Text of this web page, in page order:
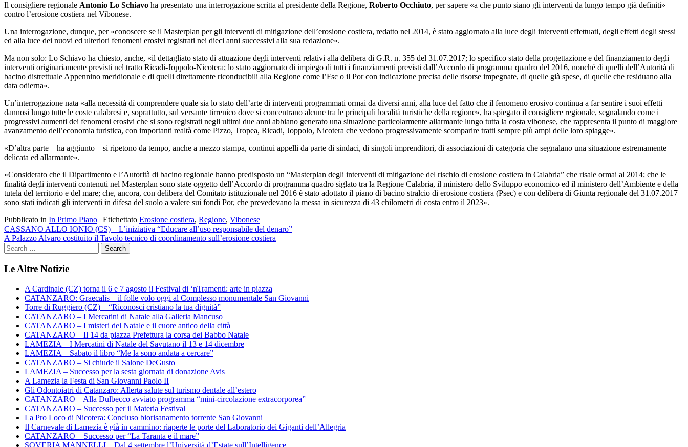
Il consigliere regionale Antonio Lo Schiavo ha presentato una interrogazione scritta al presidente della Regione, Roberto Occhiuto, per sapere «a che punto siano gli interventi da lungo tempo già definiti»
contro l’erosione costiera nel Vibonese.
Una interrogazione, dunque, per «conoscere se il Masterplan per gli interventi di mitigazione dell’erosione costiera, redatto nel 2014, è stato aggiornato alla luce degli interventi effettuati, degli effetti degli stessi
ed alla luce dei nuovi ed ulteriori fenomeni erosivi registrati nei dieci anni successivi alla sua redazione».
Ma non solo: Lo Schiavo ha chiesto, anche, «il dettagliato stato di attuazione degli interventi relativi alla delibera di G.R. n. 355 del 31.07.2017; lo specifico stato della progettazione e del finanziamento degli
interventi originariamente previsti nel tratto Ricadi-Joppolo-Nicotera; lo stato aggiornato di impiego di tutti i finanziamenti previsti dall’Accordo di programma quadro del 2016, nonché di quelli dell’Autorità di
bacino distrettuale Appennino meridionale e di quelli direttamente riconducibili alla Regione come l’Fsc o il Por con indicazione precisa delle risorse impegnate, di quelle già spese, di quelle che residuano alla
data odierna».
Un’interrogazione nata «alla necessità di comprendere quale sia lo stato dell’arte di interventi programmati ormai da diversi anni, alla luce del fatto che il fenomeno erosivo continua a far sentire i suoi effetti
dannosi lungo tutte le coste calabresi e, soprattutto, sul versante tirrenico dove si concentrano alcune tra le principali località turistiche della regione», ha spiegato il consigliere regionale, segnalando come i
progressivi aumenti dei fenomeni erosivi che si sono registrati negli ultimi due anni abbiano generato una situazione particolarmente allarmante lungo tutta la costa vibonese, che rappresenta il punto di maggiore
avanzamento dell’economia turistica, con importanti realtà come Pizzo, Tropea, Ricadi, Joppolo, Nicotera che vedono progressivamente scomparire tratti sempre più ampi delle loro spiagge».
«D’altra parte – ha aggiunto – si ripetono da tempo, anche a mezzo stampa, continui appelli da parte di sindaci, di singoli imprenditori, di associazioni di categoria che segnalano una situazione estremamente
delicata ed allarmante».
«Considerato che il Dipartimento e l’Autorità di bacino regionale hanno predisposto un “Masterplan degli interventi di mitigazione del rischio di erosione costiera in Calabria” che risale ormai al 2014; che le
finalità degli interventi contenuti nel Masterplan sono state oggetto dell’Accordo di programma quadro siglato tra la Regione Calabria, il ministero dello Sviluppo economico ed il ministero dell’Ambiente e della
tutela del territorio e del mare; che, ancora, con delibera del Comitato istituzionale nel 2016 è stato adottato il piano di bacino stralcio di erosione costiera (Psec) e con delibera di Giunta regionale del 31.07.2017
sono stati indicati gli interventi in difesa del suolo a valere sui fondi Por, che prevedevano la messa in sicurezza di 43 chilometri di costa entro il 2023».
Pubblicato in In Primo Piano | Etichettato Erosione costiera, Regione, Vibonese
Navigazione
articoli
CASSANO ALLO IONIO (CS) – L’iniziativa “Educare all’uso responsabile del denaro”
A Palazzo Alvaro costituito il Tavolo tecnico di coordinamento sull’erosione costiera
Le Altre Notizie
A Cardinale (CZ) torna il 6 e 7 agosto il Festival di ‘nTramenti: arte in piazza
CATANZARO: Graecalis – il folle volo oggi al Complesso monumentale San Giovanni
Torre di Ruggiero (CZ) – “Riconosci cristiano la tua dignità”
CATANZARO – I Mercatini di Natale alla Galleria Mancuso
CATANZARO – I misteri del Natale e il cuore antico della città
CATANZARO – Il 14 da piazza Prefettura la corsa dei Babbo Natale
LAMEZIA – I Mercatini di Natale del Savutano il 13 e 14 dicembre
LAMEZIA – Sabato il libro “Me la sono andata a cercare”
CATANZARO – Si chiude il Salone DeGusto
LAMEZIA – Successo per la sesta giornata di donazione Avis
A Lamezia la Festa di San Giovanni Paolo II
Gli Odontoiatri di Catanzaro: Allerta salute sul turismo dentale all’estero
CATANZARO – Alla Dulbecco avviato programma “mini-circolazione extracorporea”
CATANZARO – Successo per il Materia Festival
La Pro Loco di Nicotera: Concluso biorisanamento torrente San Giovanni
Il Carnevale di Lamezia è già in cammino: riaperte le porte del Laboratorio dei Giganti dell’Allegria
CATANZARO – Successo per “La Taranta e il mare”
SOVERIA MANNELLI – Dal 4 settembre l’Università d’Estate sull’Intelligence